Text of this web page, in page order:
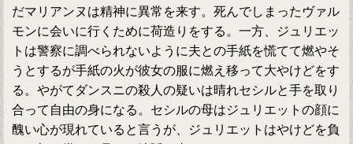
だマリアンヌは精神に異常を来す。死んでしまったヴァル
モンに会いに行くために荷造りをする。一方、ジュリエッ
トは警察に調べられないように夫との手紙を慌てて燃やそ
うとするが手紙の火が彼女の服に燃え移って大やけどをす
る。やがてダンスニの殺人の疑いは晴れセシルと手を取り
合って自由の身になる。セシルの母はジュリエットの顔に
醜い心が現れていると言うが、ジュリエットはやけどを負